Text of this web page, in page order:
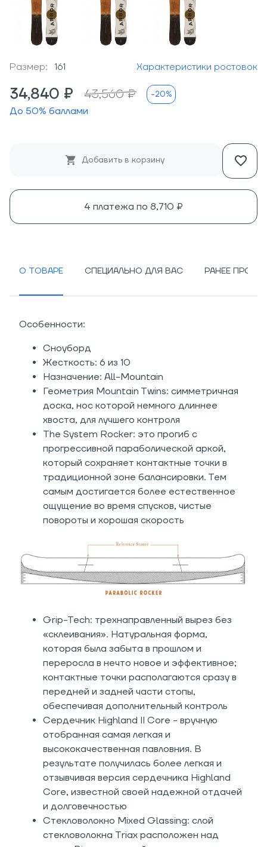
Размер: 161 Характеристики ростовок
34,840 ₽ 43,560 ₽ -20%
До 50% баллами
Добавить в корзину
4 платежа по 8,710 ₽
О ТОВАРЕ СПЕЦИАЛЬНО ДЛЯ ВАС РАНЕЕ
Особенности:
Сноуборд
Жесткость: 6 из 10
Назначение: All-Mountain
Геометрия Mountain Twins: симметричная
доска, нос которой немного длиннее
хвоста, для лучшего контроля
The System Rocker: это прогиб с
прогрессивной параболической аркой,
который сохраняет контактные точки в
традиционной зоне балансировки. Тем
самым достигается более естественное
ощущение во время спусков, чистые
повороты и хорошая скорость
Grip-Tech: трехнаправленный вырез без
«склеивания». Натуральная форма,
которая была забыта в прошлом и
переросла в нечто новое и эффективное;
контактные точки располагаются сразу в
передней и задней части стопы,
обеспечивая дополнительный контроль
Сердечник Highland II Core - вручную
отобранная самая легкая и
высококачественная павловния. В
результате получилась более легкая и
отзывчивая версия сердечника Highland
Core, известной своей надежной отдачей
и долговечностью
Стекловолокно Mixed Glassing: слой
стекловолокна Triax расположен над